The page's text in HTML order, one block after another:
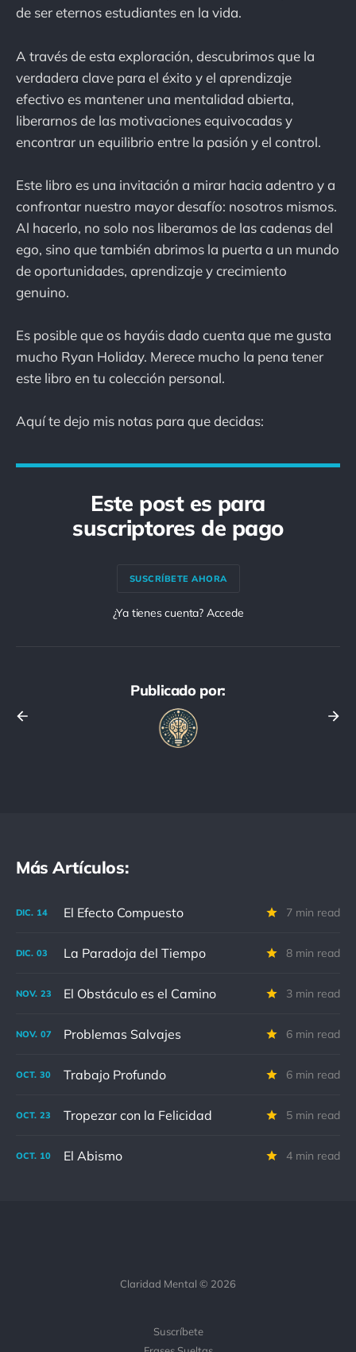
de ser eternos estudiantes en la vida.
A través de esta exploración, descubrimos que la
verdadera clave para el éxito y el aprendizaje
efectivo es mantener una mentalidad abierta,
liberarnos de las motivaciones equivocadas y
encontrar un equilibrio entre la pasión y el control.
Este libro es una invitación a mirar hacia adentro y a
confrontar nuestro mayor desafío: nosotros mismos.
Al hacerlo, no solo nos liberamos de las cadenas del
ego, sino que también abrimos la puerta a un mundo
de oportunidades, aprendizaje y crecimiento
genuino.
Es posible que os hayáis dado cuenta que me gusta
mucho Ryan Holiday. Merece mucho la pena tener
este libro en tu colección personal.
Aquí te dejo mis notas para que decidas:
Este post es para
suscriptores de pago
SUSCRÍBETE AHORA
¿Ya tienes cuenta? Accede
Publicado por:
Más Artículos:
DIC. 14 El Efecto Compuesto 7 min read
DIC. 03 La Paradoja del Tiempo 8 min read
NOV. 23 El Obstáculo es el Camino 3 min read
NOV. 07 Problemas Salvajes 6 min read
OCT. 30 Trabajo Profundo 6 min read
OCT. 23 Tropezar con la Felicidad 5 min read
OCT. 10 El Abismo 4 min read
Claridad Mental © 2026
Suscríbete